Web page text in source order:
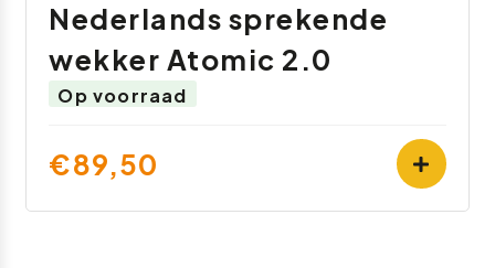
Nederlands sprekende
wekker Atomic 2.0
Op voorraad
€89,50